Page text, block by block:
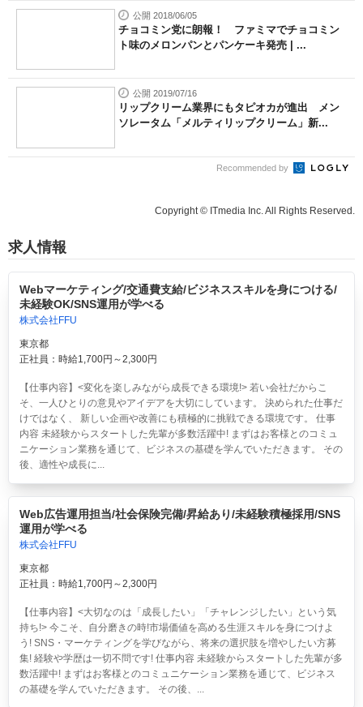
公開 2018/06/05
チョコミン党に朗報！ ファミマでチョコミン
ト味のメロンパンとパンケーキ発売 | ...
公開 2019/07/16
リップクリーム業界にもタピオカが進出 メン
ソレータム「メルティリップクリーム」新...
Recommended by
Copyright © ITmedia Inc. All Rights Reserved.
求人情報
Webマーケティング/交通費支給/ビジネススキルを身につける/
未経験OK/SNS運用が学べる
株式会社FFU
東京都
正社員：時給1,700円～2,300円
【仕事内容】<変化を楽しみながら成長できる環境!> 若い会社だからこ
そ、一人ひとりの意見やアイデアを大切にしています。 決められた仕事だ
けではなく、 新しい企画や改善にも積極的に挑戦できる環境です。 仕事
内容 未経験からスタートした先輩が多数活躍中! まずはお客様とのコミュ
ニケーション業務を通じて、ビジネスの基礎を学んでいただきます。 その
後、適性や成長に...
Web広告運用担当/社会保険完備/昇給あり/未経験積極採用/SNS
運用が学べる
株式会社FFU
東京都
正社員：時給1,700円～2,300円
【仕事内容】<大切なのは「成長したい」「チャレンジしたい」という気
持ち!> 今こそ、自分磨きの時!市場価値を高める生涯スキルを身につけよ
う! SNS・マーケティングを学びながら、将来の選択肢を増やしたい方募
集! 経験や学歴は一切不問です! 仕事内容 未経験からスタートした先輩が多
数活躍中! まずはお客様とのコミュニケーション業務を通じて、ビジネス
の基礎を学んでいただきます。 その後、...